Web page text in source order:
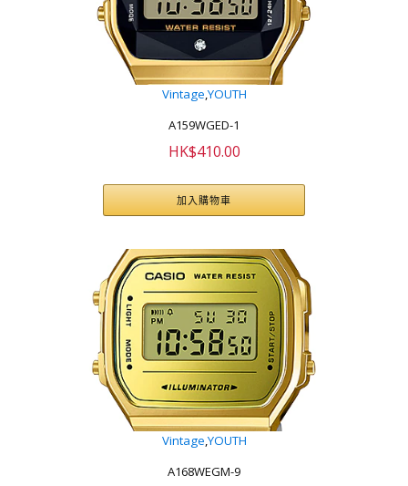
Vintage YOUTH
A159WGED-1
HK$410.00
加入購物車
Vintage YOUTH
A168WEGM-9